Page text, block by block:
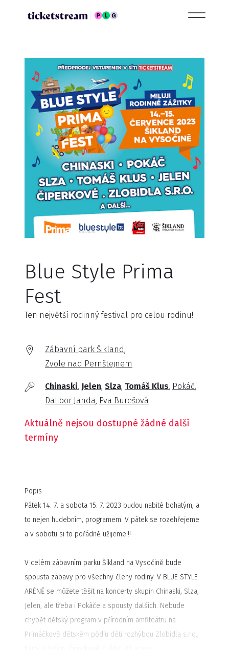
Blue Style Prima
Fest
Ten největší rodinný festival pro celou rodinu!
Zábavní park Šikland,
Zvole nad Pernštejnem
Chinaski Jelen Slza Tomáš Klus Pokáč
Dalibor Janda Eva Burešová
Aktuálně nejsou dostupné žádné další
termíny
Popis
Pátek 14. 7. a sobota 15. 7. 2023 budou nabité bohatým, a
to nejen hudebním, programem. V pátek se rozehřejeme
a v sobotu si to pořádně užijeme!!!
V celém zábavním parku Šikland na Vysočině bude
spousta zábavy pro všechny členy rodiny. V BLUE STYLE
ARÉNĚ se můžete těšit na koncerty skupin Chinaski, Slza,
Jelen, ale třeba i Pokáče a spousty dalších. Nebude
chybět dětský program v přírodním amfiteátru na
Primáčkově dětském pódiu děti rozhýbou Zlobidla s.r.o.,